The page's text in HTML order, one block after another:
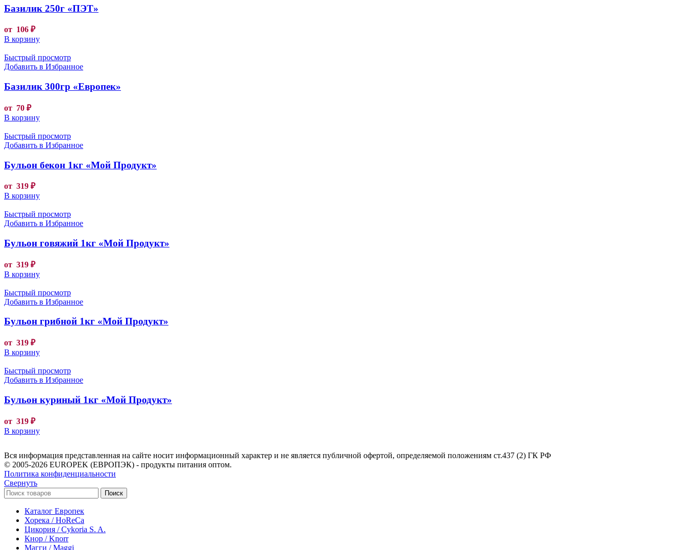
Базилик 250г «ПЭТ»
от 106 ₽
В корзину
Быстрый просмотр
Добавить в Избранное
Базилик 300гр «Европек»
от 70 ₽
В корзину
Быстрый просмотр
Добавить в Избранное
Бульон бекон 1кг «Мой Продукт»
от 319 ₽
В корзину
Быстрый просмотр
Добавить в Избранное
Бульон говяжий 1кг «Мой Продукт»
от 319 ₽
В корзину
Быстрый просмотр
Добавить в Избранное
Бульон грибной 1кг «Мой Продукт»
от 319 ₽
В корзину
Быстрый просмотр
Добавить в Избранное
Бульон куриный 1кг «Мой Продукт»
от 319 ₽
В корзину
Вся информация представленная на сайте носит информационный характер и не является публичной офертой, определяемой положениям ст.437 (2) ГК РФ
© 2005-2026 EUROPEK (ЕВРОПЭК) - продукты питания оптом.
Политика конфиденциальности
Свернуть
Поиск
Каталог Европек
Хорека / HoReCa
Цикория / Cykoria S. A.
Кнор / Knorr
Магги / Maggi